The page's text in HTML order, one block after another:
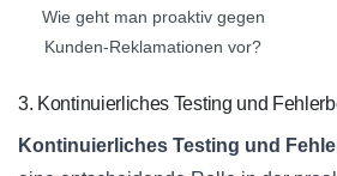
Wie geht man proaktiv gegen
Kunden-Reklamationen vor?
3. Kontinuierliches Testing und
Kontinuierliches Testing und